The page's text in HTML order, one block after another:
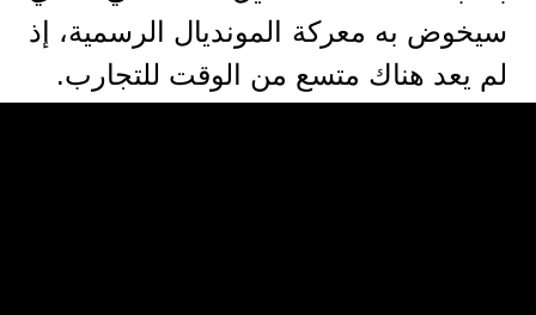
سيخوض به معركة المونديال الرسمية، إذ
لم يعد هناك متسع من الوقت للتجارب.